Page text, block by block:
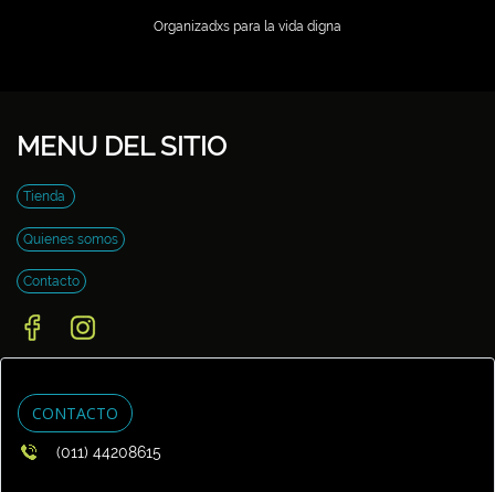
Organizadxs para la vida digna
MENU DEL SITIO
Tienda
Quienes somos
Contacto
CONTACTO
(011) 44208615